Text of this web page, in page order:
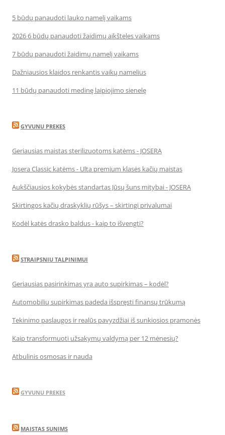
5 būdų panaudoti lauko namelį vaikams
2026 6 būdų panaudoti žaidimų aikšteles vaikams
7 būdų panaudoti žaidimų namelį vaikams
Dažniausios klaidos renkantis vaikų namelius
11 būdų panaudoti medinę laipiojimo sienelę
GYVUNU PREKES
Geriausias maistas sterilizuotoms katėms - JOSERA
Josera Classic katėms - Ulta premium klasės kačių maistas
Aukščiausios kokybės standartas Jūsų šuns mitybai - JOSERA
Skirtingos kačių draskyklių rūšys – skirtingi privalumai
Kodėl katės drasko baldus - kaip to išvengti?
STRAIPSNIU TALPINIMUI
Geriausias pasirinkimas yra auto supirkimas – kodėl?
Automobilių supirkimas padeda išspręsti finansų trūkumą
Tekinimo paslaugos ir realūs pavyzdžiai iš sunkiosios pramonės
Kaip transformuoti užsakymų valdymą per 12 mėnesių?
Atbulinis osmosas ir nauda
GYVUNU PREKES
MAISTAS SUNIMS